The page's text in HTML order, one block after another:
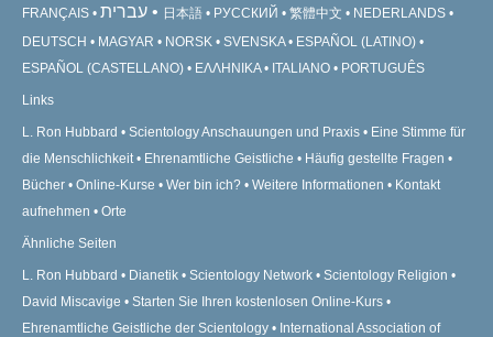
FRANÇAIS עברית 日本語 РУССКИЙ 繁體中文
NEDERLANDS
DEUTSCH
MAGYAR NORSK SVENSKA
ESPAÑOL (LATINO)
ESPAÑOL (CASTELLANO)
ΕΛΛΗΝΙΚA ITALIANO PORTUGUÊS
Links
L. Ron Hubbard Scientology Anschauungen und Praxis
Eine Stimme für
die Menschlichkeit
Ehrenamtliche Geistliche
Häufig gestellte Fragen
Bücher
Online-Kurse Wer bin ich? Weitere Informationen
Kontakt
aufnehmen
Orte
Ähnliche Seiten
L. Ron Hubbard Dianetik Scientology Network
Scientology Religion
David Miscavige
Starten Sie Ihren kostenlosen Online-Kurs
Ehrenamtliche Geistliche der Scientology
International Association of